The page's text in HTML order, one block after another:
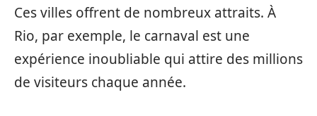
Ces villes offrent de nombreux attraits. À
Rio, par exemple, le carnaval est une
expérience inoubliable qui attire des millions
de visiteurs chaque année.